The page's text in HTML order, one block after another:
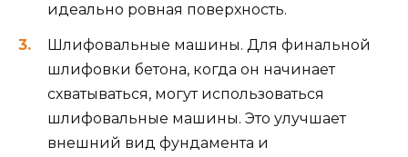
идеально ровная поверхность.
Шлифовальные машины. Для финальной
шлифовки бетона, когда он начинает
схватываться, могут использоваться
шлифовальные машины. Это улучшает
внешний вид фундамента и